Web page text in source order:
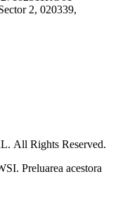
2, 020339,
All Rights Reserved.
Preluarea acestora